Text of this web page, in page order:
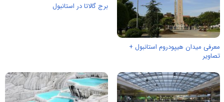
معرفی میدان هیپودروم استانبول +
تصاویر
برج گالاتا در استانبول